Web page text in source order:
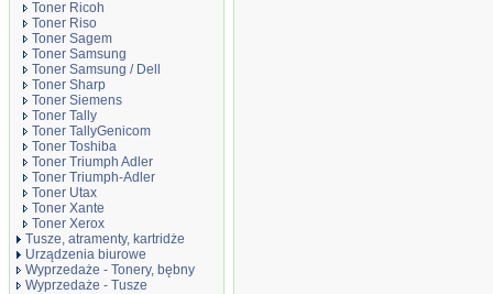
Toner Ricoh
Toner Riso
Toner Sagem
Toner Samsung
Toner Samsung / Dell
Toner Sharp
Toner Siemens
Toner Tally
Toner TallyGenicom
Toner Toshiba
Toner Triumph Adler
Toner Triumph-Adler
Toner Utax
Toner Xante
Toner Xerox
Tusze, atramenty, kartridże
Urządzenia biurowe
Wyprzedaże - Tonery, bębny
Wyprzedaże - Tusze